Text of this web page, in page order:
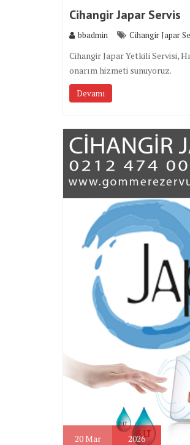
Cihangir Japar Servis
bbadmin Cihangir Japar
Cihangir Japar Yetkili Servisi,
onarım hizmeti sunuyoruz.
Devamı
20Mar 2026